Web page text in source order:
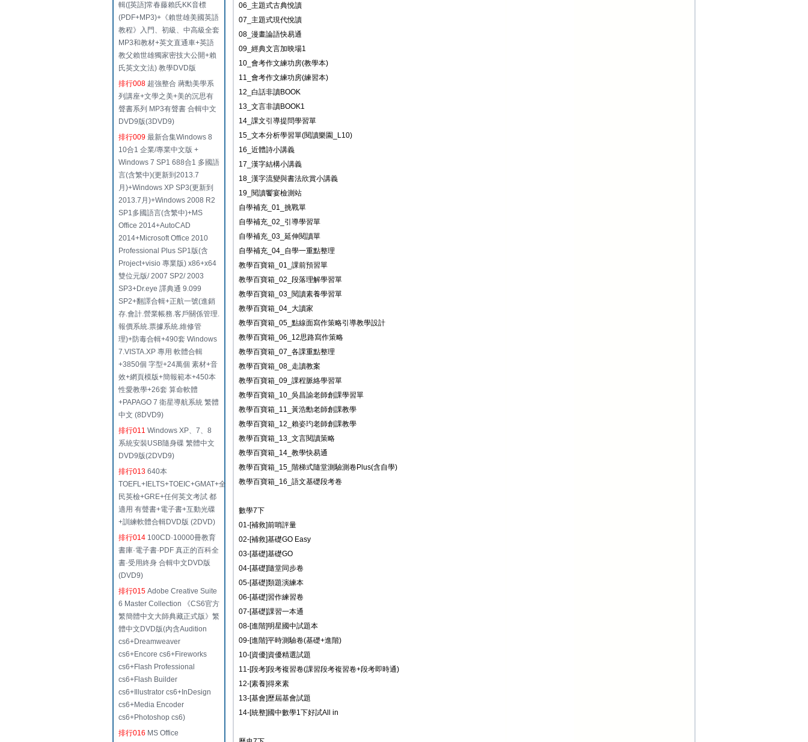
輯([英語]常春藤賴氏KK音標
(PDF+MP3)+《賴世雄美國英語
教程》入門、初級、中高級全套
MP3和教材+英文直通車+英語
教父賴世雄獨家密技大公開+賴
氏英文文法) 教學DVD版
排行008 超強整合 蔣勳美學系
列講座+文學之美+美的沉思有
聲書系列 MP3有聲書 合輯中文
DVD9版(3DVD9)
排行009 最新合集Windows 8
10合1 企業/專業中文版 +
Windows 7 SP1 688合1 多國語
言(含繁中)(更新到2013.7
月)+Windows XP SP3(更新到
2013.7月)+Windows 2008 R2
SP1多國語言(含繁中)+MS
Office 2014+AutoCAD
2014+Microsoft Office 2010
Professional Plus SP1版(含
Project+visio 專業版) x86+x64
雙位元版/ 2007 SP2/ 2003
SP3+Dr.eye 譯典通 9.099
SP2+翻譯合輯+正航一號(進銷
存.會計.營業帳務.客戶關係管理.
報價系統.票據系統.維修管
理)+防毒合輯+490套 Windows
7.VISTA.XP 專用 軟體合輯
+3850個 字型+24萬個 素材+音
效+網頁模版+簡報範本+450本
性愛教學+26套 算命軟體
+PAPAGO 7 衛星導航系統 繁體
中文 (8DVD9)
排行011 Windows XP、7、8
系統安裝USB隨身碟 繁體中文
DVD9版(2DVD9)
排行013 640本
TOEFL+IELTS+TOEIC+GMAT+全
民英檢+GRE+任何英文考試 都
適用 有聲書+電子書+互動光碟
+訓練軟體合輯DVD版 (2DVD)
排行014 100CD·10000冊教育
書庫·電子書·PDF 真正的百科全
書·受用終身 合輯中文DVD版
(DVD9)
排行015 Adobe Creative Suite
6 Master Collection 《CS6官方
繁簡體中文大師典藏正式版》繁
體中文DVD版(內含Audition
cs6+Dreamweaver
cs6+Encore cs6+Fireworks
cs6+Flash Professional
cs6+Flash Builder
cs6+Illustrator cs6+InDesign
cs6+Media Encoder
cs6+Photoshop cs6)
排行016 MS Office
06_主題式古典悅讀
07_主題式現代悅讀
08_漫畫論語快易通
09_經典文言加映場1
10_會考作文練功房(教學本)
11_會考作文練功房(練習本)
12_白話非讀BOOK
13_文言非讀BOOK1
14_課文引導提問學習單
15_文本分析學習單(閱讀樂園_L10)
16_近體詩小講義
17_漢字結構小講義
18_漢字流變與書法欣賞小講義
19_閱讀饗宴檢測站
自學補充_01_挑戰單
自學補充_02_引導學習單
自學補充_03_延伸閱讀單
自學補充_04_自學一重點整理
教學百寶箱_01_課前預習單
教學百寶箱_02_段落理解學習單
教學百寶箱_03_閱讀素養學習單
教學百寶箱_04_大讀家
教學百寶箱_05_點線面寫作策略引導教學設計
教學百寶箱_06_12思路寫作策略
教學百寶箱_07_各課重點整理
教學百寶箱_08_走讀教案
教學百寶箱_09_課程脈絡學習單
教學百寶箱_10_吳昌諭老師創課學習單
教學百寶箱_11_黃浩勳老師創課教學
教學百寶箱_12_賴姿玓老師創課教學
教學百寶箱_13_文言閱讀策略
教學百寶箱_14_教學快易通
教學百寶箱_15_階梯式隨堂測驗測卷Plus(含自學)
教學百寶箱_16_語文基礎段考卷
數學7下
01-[補救]前哨評量
02-[補救]基礎GO Easy
03-[基礎]基礎GO
04-[基礎]隨堂同步卷
05-[基礎]類題演練本
06-[基礎]習作練習卷
07-[基礎]課習一本通
08-[進階]明星國中試題本
09-[進階]平時測驗卷(基礎+進階)
10-[資優]資優精選試題
11-[段考]段考複習卷(課習段考複習卷+段考即時通)
12-[素養]得來素
13-[基會]歷屆基會試題
14-[統整]國中數學1下好試All in